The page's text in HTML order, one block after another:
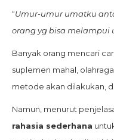
“Umur-umur umatku
orang yg bisa melampui
Banyak orang mencari
suplemen mahal,
metode akan dilakukan,
Namun, menurut
rahasia sederhana